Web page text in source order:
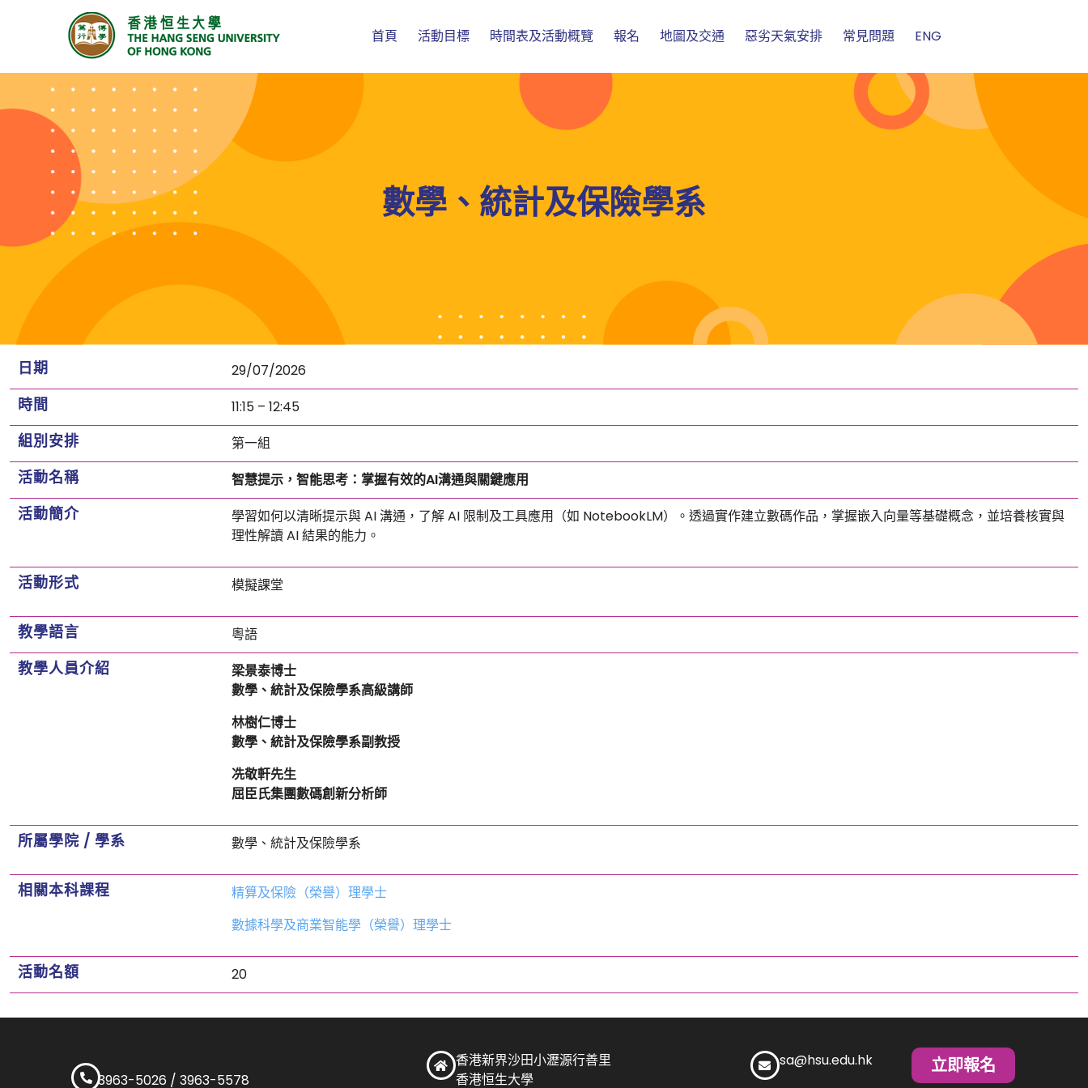
首頁 活動目標 時間表及活動概覽 報名 地圖及交通 惡劣天氣安排 常見問題 ENG
數學、統計及保險學系
日期 29/07/2026
時間 11:15 – 12:45
組別安排 第一組
活動名稱 智慧提示，智能思考：掌握有效的AI溝通與關鍵應用
活動簡介
學習如何以清晰提示與 AI 溝通，了解 AI 限制及工具應用（如 NotebookLM）。透過實作建立數碼作品，掌握嵌入向量等基礎概念，並培養核實與
理性解讀 AI 結果的能力。
活動形式 模擬課堂
教學語言 粵語
教學人員介紹
梁景泰博士
數學、統計及保險學系高級講師
林樹仁博士
數學、統計及保險學系副教授
冼敬軒先生
屈臣氏集團數碼創新分析師
所屬學院 / 學系 數學、統計及保險學系
相關本科課程
精算及保險（榮譽）理學士
數據科學及商業智能學（榮譽）理學士
活動名額 20
立即報名
3963-5026 / 3963-5578
香港新界沙田小瀝源行善里
香港恒生大學
sa@hsu.edu.hk